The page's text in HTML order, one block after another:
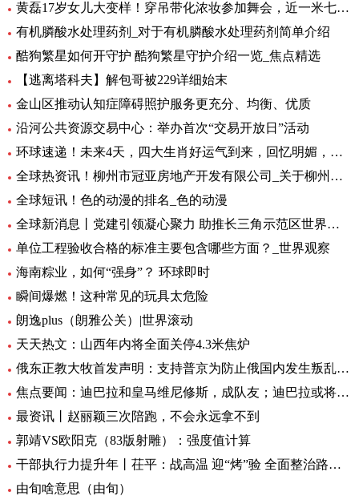
黄磊17岁女儿大变样！穿吊带化浓妆参加舞会，近一米七名媛范足 全球滚动
有机膦酸水处理药剂_对于有机膦酸水处理药剂简单介绍
酷狗繁星如何开守护 酷狗繁星守护介绍一览_焦点精选
【逃离塔科夫】解包哥被229详细始末
金山区推动认知症障碍照护服务更充分、均衡、优质
沿河公共资源交易中心：举办首次“交易开放日”活动
环球速递！未来4天，四大生肖好运气到来，回忆明媚，有贵人指点
全球热资讯！柳州市冠亚房地产开发有限公司_关于柳州市冠亚房地产开发有限公司概略
全球短讯！色的动漫的排名_色的动漫
全球新消息丨党建引领凝心聚力 助推长三角示范区世界级高端纺织产业创新集群拔节生长
单位工程验收合格的标准主要包含哪些方面？_世界观察
海南粽业，如何“强身”？ 环球即时
瞬间爆燃！这种常见的玩具太危险
朗逸plus（朗雅公关）|世界滚动
天天热文：山西年内将全面关停4.3米焦炉
俄东正教大牧首发声明：支持普京为防止俄国内发生叛乱所作努力
焦点要闻：迪巴拉和皇马维尼修斯，成队友；迪巴拉或将和罗马小扎，成对手
最资讯丨赵丽颖三次陪跑，不会永远拿不到
郭靖VS欧阳克（83版射雕）：强度值计算
干部执行力提升年丨茌平：战高温 迎“烤”验 全面整治路域环境|全球球精选
由旬啥意思（由旬）